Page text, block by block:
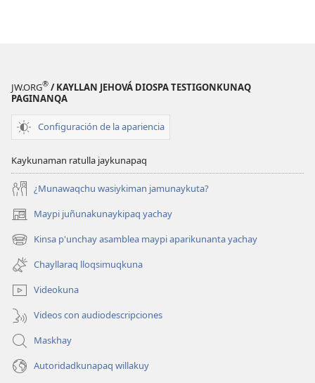
JW.ORG® / KAYLLAN JEHOVÁ DIOSPA TESTIGONKUNAQ
PAGINANQA
Configuración de la apariencia
Kaykunaman ratulla jaykunapaq
¿Munawaqchu wasiykiman jamunaykuta?
Maypi juñunakunaykipaq yachay
(abre
una
nueva
ventana)
Kinsa p'unchay asamblea maypi aparikunanta yachay
(abre
una
nueva
ventana)
Chayllaraq lloqsimuqkuna
Videokuna
Videos con audiodescripciones
Maskhay
Autoridadkunapaq willakuy